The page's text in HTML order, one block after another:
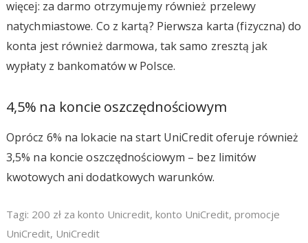
więcej: za darmo otrzymujemy również przelewy
natychmiastowe. Co z kartą? Pierwsza karta (fizyczna) do
konta jest również darmowa, tak samo zresztą jak
wypłaty z bankomatów w Polsce.
4,5% na koncie oszczędnościowym
Oprócz 6% na lokacie na start UniCredit oferuje również
3,5% na koncie oszczędnościowym – bez limitów
kwotowych ani dodatkowych warunków.
Tagi: 200 zł za konto Unicredit, konto UniCredit, promocje
UniCredit, UniCredit